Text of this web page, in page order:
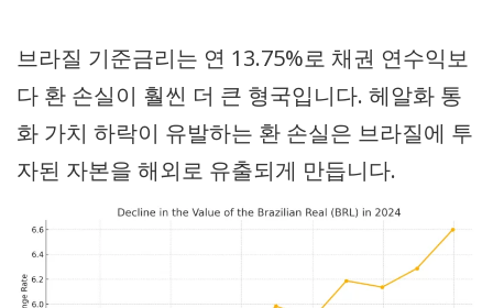
브라질 기준금리는 연 13.75%로 채권 연수익보
다 환 손실이 훨씬 더 큰 형국입니다. 헤알화 통
화 가치 하락이 유발하는 환 손실은 브라질에 투
자된 자본을 해외로 유출되게 만듭니다.